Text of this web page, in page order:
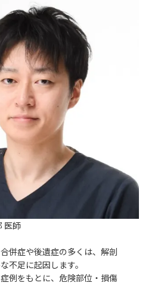
医師
併症や後遺症の多くは、解剖
不足に起因します。
例をもとに、危険部位・損傷